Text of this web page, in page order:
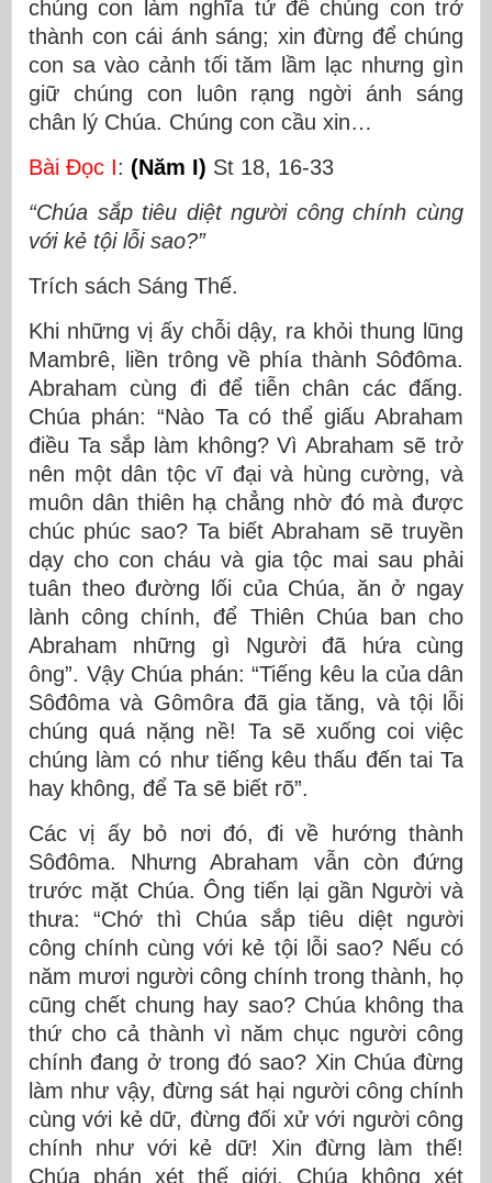
chúng con làm nghĩa tử để chúng con trở
thành con cái ánh sáng; xin đừng để chúng
con sa vào cảnh tối tăm lầm lạc nhưng gìn
giữ chúng con luôn rạng ngời ánh sáng
chân lý Chúa. Chúng con cầu xin…
Bài Ðọc I: (Năm I) St 18, 16-33
“Chúa sắp tiêu diệt người công chính cùng
với kẻ tội lỗi sao?”
Trích sách Sáng Thế.
Khi những vị ấy chỗi dậy, ra khỏi thung lũng
Mambrê, liền trông về phía thành Sôđôma.
Abraham cùng đi để tiễn chân các đấng.
Chúa phán: “Nào Ta có thể giấu Abraham
điều Ta sắp làm không? Vì Abraham sẽ trở
nên một dân tộc vĩ đại và hùng cường, và
muôn dân thiên hạ chẳng nhờ đó mà được
chúc phúc sao? Ta biết Abraham sẽ truyền
dạy cho con cháu và gia tộc mai sau phải
tuân theo đường lối của Chúa, ăn ở ngay
lành công chính, để Thiên Chúa ban cho
Abraham những gì Người đã hứa cùng
ông”. Vậy Chúa phán: “Tiếng kêu la của dân
Sôđôma và Gômôra đã gia tăng, và tội lỗi
chúng quá nặng nề! Ta sẽ xuống coi việc
chúng làm có như tiếng kêu thấu đến tai Ta
hay không, để Ta sẽ biết rõ”.
Các vị ấy bỏ nơi đó, đi về hướng thành
Sôđôma. Nhưng Abraham vẫn còn đứng
trước mặt Chúa. Ông tiến lại gần Người và
thưa: “Chớ thì Chúa sắp tiêu diệt người
công chính cùng với kẻ tội lỗi sao? Nếu có
năm mươi người công chính trong thành, họ
cũng chết chung hay sao? Chúa không tha
thứ cho cả thành vì năm chục người công
chính đang ở trong đó sao? Xin Chúa đừng
làm như vậy, đừng sát hại người công chính
cùng với kẻ dữ, đừng đối xử với người công
chính như với kẻ dữ! Xin đừng làm thế!
Chúa phán xét thế giới, Chúa không xét